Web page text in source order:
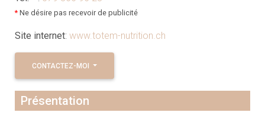
*Ne désire pas recevoir de publicité
Site internet: www.totem-nutrition.ch
CONTACTEZ-MOI
Présentation